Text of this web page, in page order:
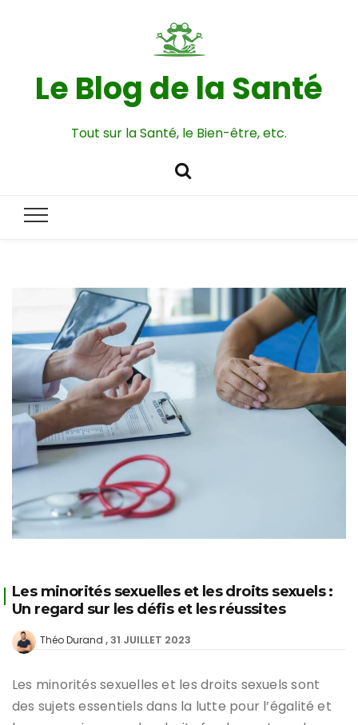
Le Blog de la Santé
Tout sur la Santé, le Bien-être, etc.
Les minorités sexuelles et les droits sexuels :
Un regard sur les défis et les réussites
Théo Durand 31 JUILLET 2023
Les minorités sexuelles et les droits sexuels sont
des sujets essentiels dans la lutte pour l’égalité et